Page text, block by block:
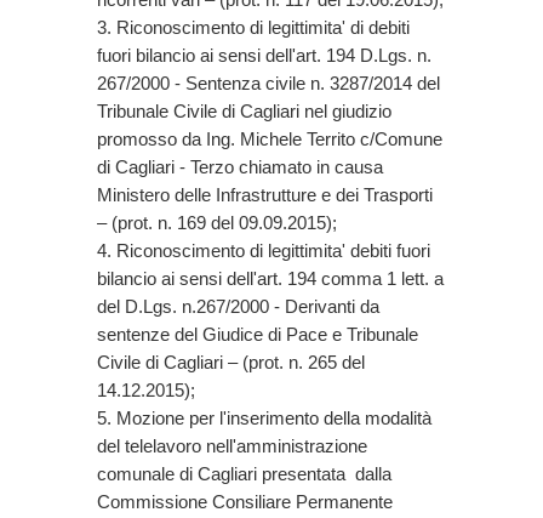
3. Riconoscimento di legittimita' di debiti
fuori bilancio ai sensi dell'art. 194 D.Lgs. n.
267/2000 - Sentenza civile n. 3287/2014 del
Tribunale Civile di Cagliari nel giudizio
promosso da Ing. Michele Territo c/Comune
di Cagliari - Terzo chiamato in causa
Ministero delle Infrastrutture e dei Trasporti
– (prot. n. 169 del 09.09.2015);
4. Riconoscimento di legittimita' debiti fuori
bilancio ai sensi dell'art. 194 comma 1 lett. a
del D.Lgs. n.267/2000 - Derivanti da
sentenze del Giudice di Pace e Tribunale
Civile di Cagliari – (prot. n. 265 del
14.12.2015);
5. Mozione per l'inserimento della modalità
del telelavoro nell'amministrazione
comunale di Cagliari presentata dalla
Commissione Consiliare Permanente